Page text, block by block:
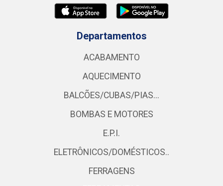
Departamentos
ACABAMENTO
AQUECIMENTO
BALCÕES/CUBAS/PIAS...
BOMBAS E MOTORES
E.P.I.
ELETRÔNICOS/DOMÉSTICOS..
FERRAGENS